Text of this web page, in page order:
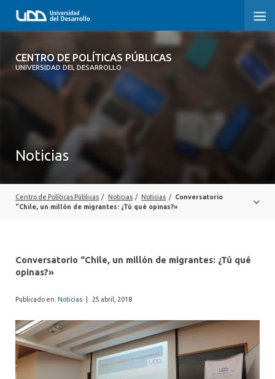
CENTRO DE POLÍTICAS PÚBLICAS
UNIVERSIDAD DEL DESARROLLO
CENTRO DE POLÍTICAS PÚBLICAS
DOCUMENTOS DE TRABAJO
Noticias
Centro de Políticas Públicas / Noticias / Noticias /
Conversatorio
“Chile, un millón de migrantes: ¿Tú qué opinas?»
Conversatorio “Chile, un millón de migrantes: ¿Tú qué
opinas?»
Publicado en: Noticias 25 abril, 2018